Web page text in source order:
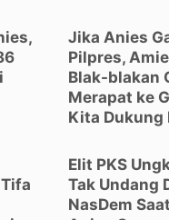
Jika Anies
Pilpres,
Blak-blakan
Merapat ke
Kita Dukung
Elit PKS
Tak Undang
NasDem